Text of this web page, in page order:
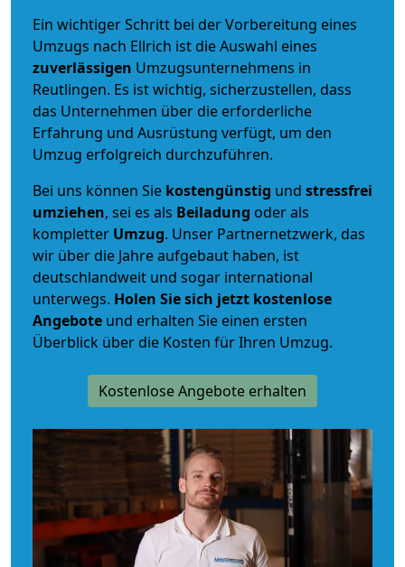
Ein wichtiger Schritt bei der Vorbereitung eines
Umzugs nach Ellrich ist die Auswahl eines
zuverlässigen Umzugsunternehmens in
Reutlingen. Es ist wichtig, sicherzustellen, dass
das Unternehmen über die erforderliche
Erfahrung und Ausrüstung verfügt, um den
Umzug erfolgreich durchzuführen.
Bei uns können Sie kostengünstig und stressfrei
umziehen, sei es als Beiladung oder als
kompletter Umzug. Unser Partnernetzwerk, das
wir über die Jahre aufgebaut haben, ist
deutschlandweit und sogar international
unterwegs. Holen Sie sich jetzt kostenlose
Angebote und erhalten Sie einen ersten
Überblick über die Kosten für Ihren Umzug.
Kostenlose Angebote erhalten